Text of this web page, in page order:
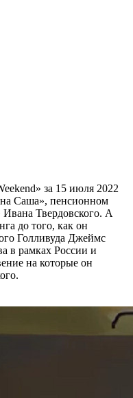
за 15 июля 2022
Саша», пенсионном
Твердовского. А
до того, как он
Голливуда Джеймс
в рамках России и
на которые он